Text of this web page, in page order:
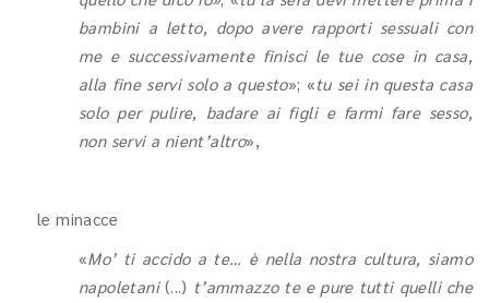
bambini a letto, dopo avere rapporti sessuali con
me e successivamente finisci le tue cose in casa,
alla fine servi solo a questo»; «tu sei in questa casa
solo per pulire, badare ai figli e farmi fare sesso,
non servi a nient’altro»,
le minacce
«Mo’ ti accido a te… è nella nostra cultura, siamo
napoletani (...) t’ammazzo te e pure tutti quelli che